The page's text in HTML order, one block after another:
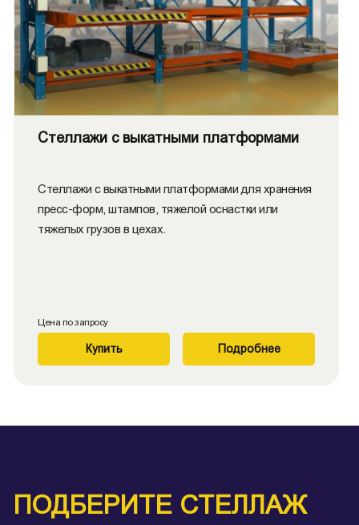
Стеллажи с выкатными платформами
Стеллажи с выкатными платформами для хранения
пресс-форм, штампов, тяжелой оснастки или
тяжелых грузов в цехах.
Цена по запросу
Купить Подробнее
ПОДБЕРИТЕ СТЕЛЛАЖ